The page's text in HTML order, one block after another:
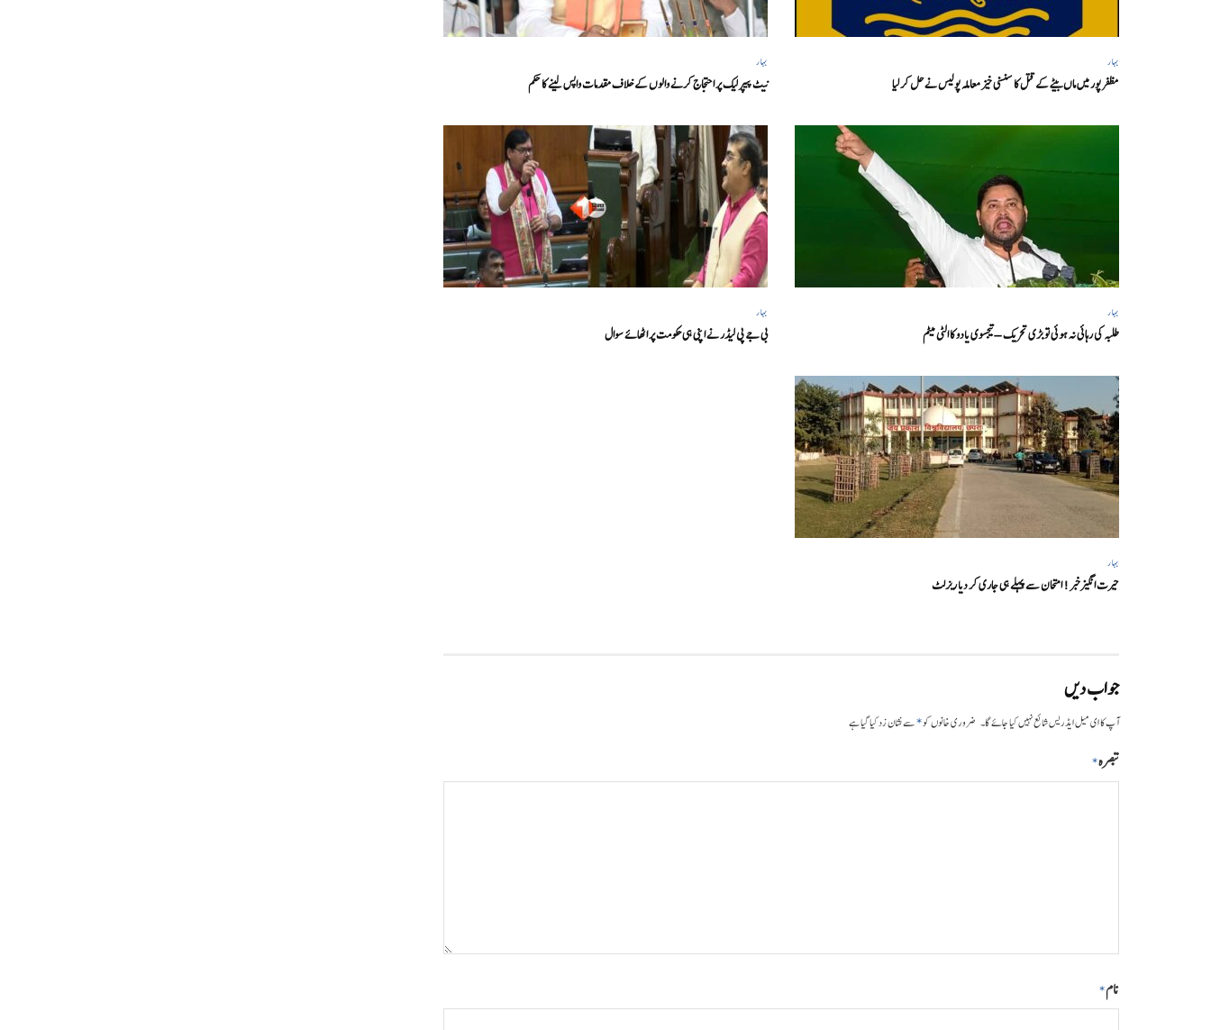
بہار
مظفر پور میں ماں بیٹے کے قتل کا سنسنی خیز معاملہ پولیس نے حل کر لیا
بہار
نیٹ پیپر لیک پر احتجاج کرنے والوں کے خلاف مقدمات واپس لینے کا حکم
بہار
طلبہ کی رہائی نہ ہوئی تو بڑی تحریک – تیجسوی یادو کا الٹی میٹم
بہار
بی جے پی لیڈر نے اپنی ہی حکومت پر اٹھائے سوال
بہار
حیرت انگیزخبر ! امتحان سے پہلے ہی جاری کر دیا ریزلٹ
جواب دیں
آپ کا ای میل ایڈریس شائع نہیں کیا جائے گا۔ ضروری خانوں کو*سے نشان زد کیا گیا ہے
تبصرہ*
نام*